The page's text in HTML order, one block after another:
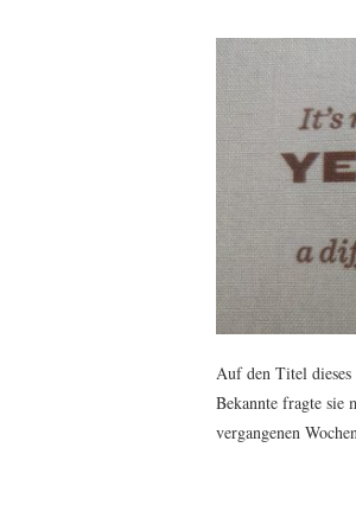
Auf den Titel
Bekannte fragte sie
vergangenen